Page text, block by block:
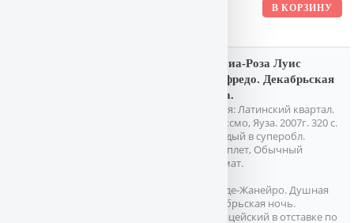
Гарсиа-Роза Луис
Альфредо. Декабрьская
жара.
Серия: Латинский квартал.
М. Эксмо, Яуза. 2007г. 320 с.
Твердый в суперобл.
переплет, Обычный
формат.
Рио-де-Жанейро. Душная
декабрьская ночь.
Полицейский в отставке по